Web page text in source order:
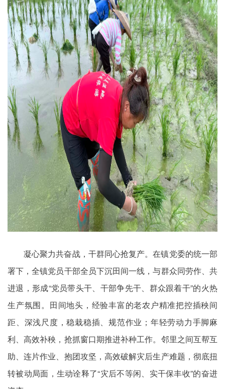
凝心聚力共奋战，干群同心抢复产。在镇党委的统一部
署下，全镇党员干部全员下沉田间一线，与群众同劳作、共
进退，形成“党员带头干、干部争先干、群众跟着干”的火热
生产氛围。田间地头，经验丰富的老农户精准把控插秧间
距、深浅尺度，稳栽稳插、规范作业；年轻劳动力手脚麻
利、高效补秧，抢抓窗口期推进补种工作。邻里之间互帮互
助、连片作业、抱团攻坚，高效破解灾后生产难题，彻底扭
转被动局面，生动诠释了“灾后不等闲、实干保丰收”的奋进